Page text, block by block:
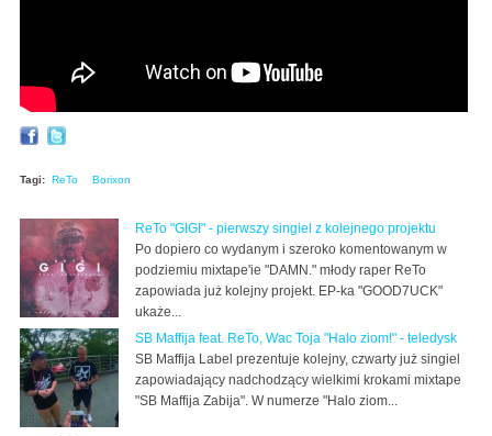
Tagi: ReTo Borixon
ReTo "GIGI" - pierwszy singiel z kolejnego projektu
Po dopiero co wydanym i szeroko komentowanym w
podziemiu mixtape'ie "DAMN." młody raper ReTo
zapowiada już kolejny projekt. EP-ka "GOOD7UCK"
ukaże...
SB Maffija feat. ReTo, Wac Toja "Halo ziom!" - teledysk
SB Maffija Label prezentuje kolejny, czwarty już singiel
zapowiadający nadchodzący wielkimi krokami mixtape
"SB Maffija Zabija". W numerze "Halo ziom...